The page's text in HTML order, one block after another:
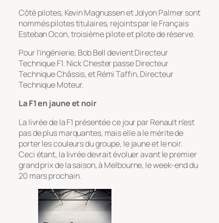
Côté pilotes, Kevin Magnussen et Jolyon Palmer sont
nommés pilotes titulaires, rejoints par le Français
Esteban Ocon, troisième pilote et pilote de réserve.
Pour l’ingénierie, Bob Bell devient Directeur
Technique F1. Nick Chester passe Directeur
Technique Châssis, et Rémi Taffin, Directeur
Technique Moteur.
La F1 en jaune et noir
La livrée de la F1 présentée ce jour par Renault n’est
pas de plus marquantes, mais elle a le mérite de
porter les couleurs du groupe, le jaune et le noir.
Ceci étant, la livrée devrait évoluer avant le premier
grand prix de la saison, à Melbourne, le week-end du
20 mars prochain.